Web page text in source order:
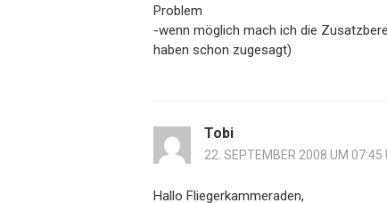
Problem
-wenn möglich mach ich die
haben schon zugesagt)
Tobi
22. SEPTEMBER 2008 UM 07:45
Hallo Fliegerkammeraden,